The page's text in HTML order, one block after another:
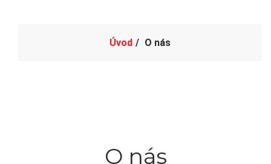
Úvod O nás
O nás